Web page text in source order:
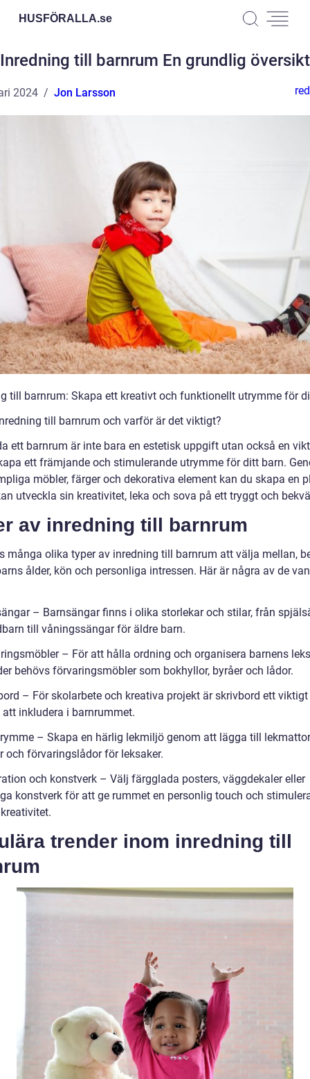
HUSFÖRALLA.se
Inredning till barnrum En grundlig översikt
2024 Jon Larsson
till barnrum: Skapa ett kreativt och funktionellt utrymme för
till barnrum och varför är det viktigt?
ett barnrum är inte bara en estetisk uppgift utan också en
ett främjande och stimulerande utrymme för ditt barn.
möbler, färger och dekorativa element kan du skapa en
utveckla sin kreativitet, leka och sova på ett tryggt och
av inredning till barnrum
många olika typer av inredning till barnrum att välja mellan,
ålder, kön och personliga intressen. Här är några av de
– Barnsängar finns i olika storlekar och stilar, från
till våningssängar för äldre barn.
– För att hålla ordning och organisera barnens
behövs förvaringsmöbler som bokhyllor, byråer och lådor.
– För skolarbete och kreativa projekt är skrivbord ett viktigt
att inkludera i barnrummet.
– Skapa en härlig lekmiljö genom att lägga till
och förvaringslådor för leksaker.
och konstverk – Välj färgglada posters, väggdekaler eller
konstverk för att ge rummet en personlig touch och
trender inom inredning till